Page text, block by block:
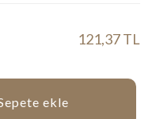
121,37 TL
ekle